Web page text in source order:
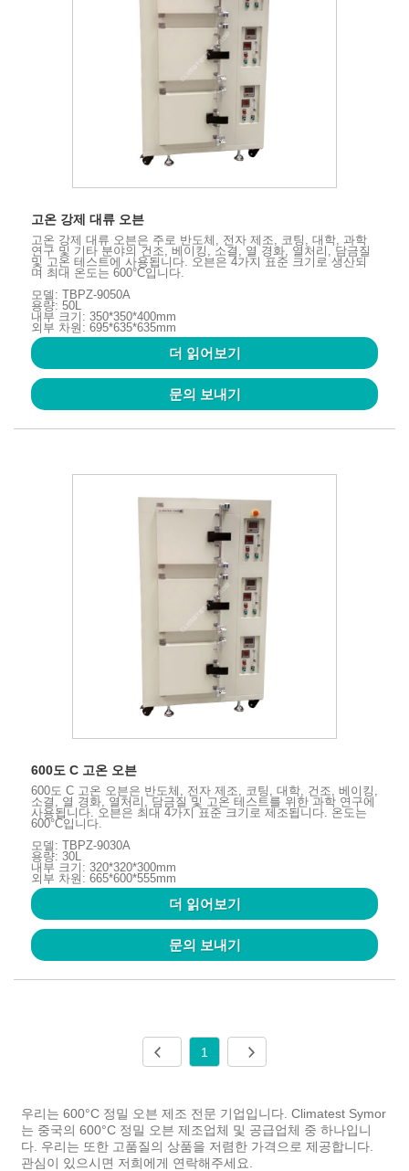
고온 강제 대류 오븐
고온 강제 대류 오븐은 주로 반도체, 전자 제조, 코팅, 대학, 과학
연구 및 기타 분야의 건조, 베이킹, 소결, 열 경화, 열처리, 담금질
및 고온 테스트에 사용됩니다. 오븐은 4가지 표준 크기로 생산되
며 최대 온도는 600°C입니다.
모델: TBPZ-9050A
용량: 50L
내부 크기: 350*350*400mm
외부 차원: 695*635*635mm
더 읽어보기
문의 보내기
600도 C 고온 오븐
600도 C 고온 오븐은 반도체, 전자 제조, 코팅, 대학, 건조, 베이킹,
소결, 열 경화, 열처리, 담금질 및 고온 테스트를 위한 과학 연구에
사용됩니다. 오븐은 최대 4가지 표준 크기로 제조됩니다. 온도는
600°C입니다.
모델: TBPZ-9030A
용량: 30L
내부 크기: 320*320*300mm
외부 차원: 665*600*555mm
더 읽어보기
문의 보내기
1
우리는 600°C 정밀 오븐 제조 전문 기업입니다. Climatest Symor
는 중국의 600°C 정밀 오븐 제조업체 및 공급업체 중 하나입니
다. 우리는 또한 고품질의 상품을 저렴한 가격으로 제공합니다.
관심이 있으시면 저희에게 연락해주세요.